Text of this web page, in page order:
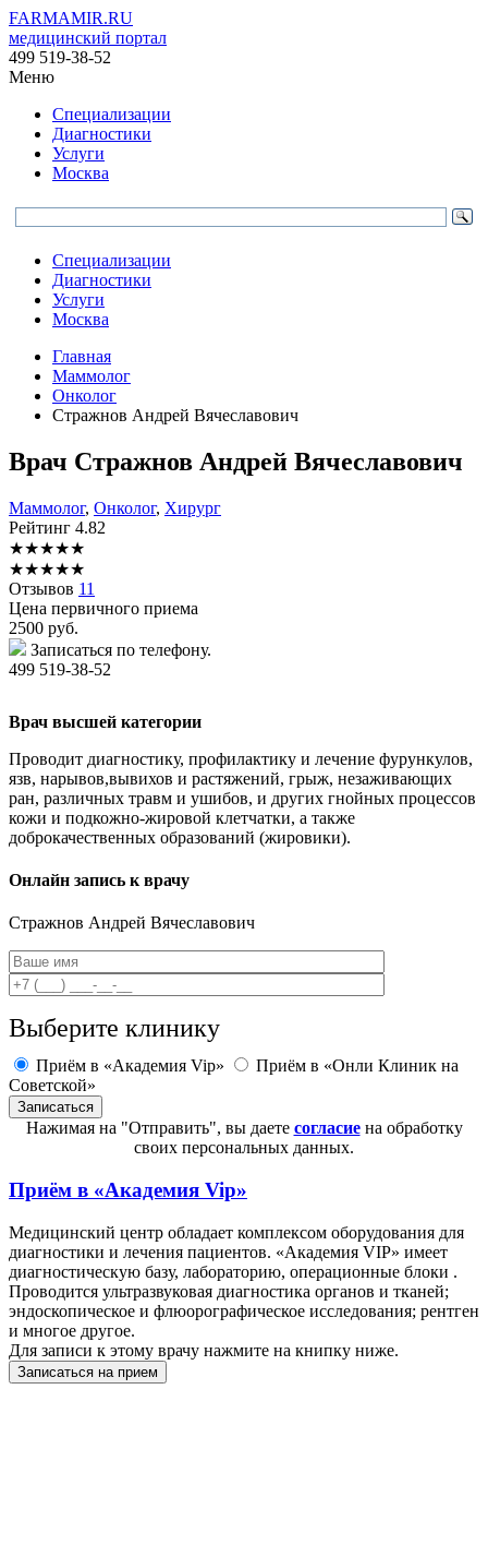
FARMAMIR.RU
медицинский портал
499 519-38-52
Меню
Специализации
Диагностики
Услуги
Москва
Специализации
Диагностики
Услуги
Москва
Главная
Маммолог
Онколог
Стражнов Андрей Вячеславович
Врач Стражнов Андрей Вячеславович
Маммолог, Онколог, Хирург
Рейтинг 4.82
★★★★★
★★★★★
Отзывов 11
Цена первичного приема
2500 руб.
Записаться по телефону.
499 519-38-52
Врач высшей категории
Проводит диагностику, профилактику и лечение фурункулов,
язв, нарывов,вывихов и растяжений, грыж, незаживающих
ран, различных травм и ушибов, и других гнойных процессов
кожи и подкожно-жировой клетчатки, а также
доброкачественных образований (жировики).
Онлайн запись к врачу
Стражнов Андрей Вячеславович
Выберите клинику
Приём в «Академия Vip»
Приём в «Онли Клиник на
Советской»
Нажимая на "Отправить", вы даете согласиена обработку
своих персональных данных.
Приём в «Академия Vip»
Медицинский центр обладает комплексом оборудования для
диагностики и лечения пациентов. «Академия VIP» имеет
диагностическую базу, лабораторию, операционные блоки .
Проводится ультразвуковая диагностика органов и тканей;
эндоскопическое и флюорографическое исследования; рентген
и многое другое.
Для записи к этому врачу нажмите на книпку ниже.
Записаться на прием